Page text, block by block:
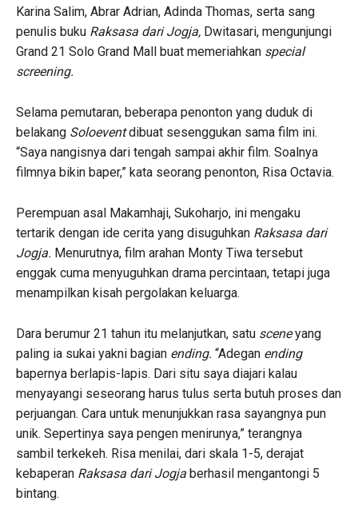
Karina Salim, Abrar Adrian, Adinda Thomas, serta sang
penulis buku Raksasa dari Jogja, Dwitasari, mengunjungi
Grand 21 Solo Grand Mall buat memeriahkan special
screening.
Selama pemutaran, beberapa penonton yang duduk di
belakang Soloeventdibuat sesenggukan sama film ini.
“Saya nangisnya dari tengah sampai akhir film. Soalnya
filmnya bikin baper,” kata seorang penonton, Risa Octavia.
Perempuan asal Makamhaji, Sukoharjo, ini mengaku
tertarik dengan ide cerita yang disuguhkan Raksasa dari
Jogja. Menurutnya, film arahan Monty Tiwa tersebut
enggak cuma menyuguhkan drama percintaan, tetapi juga
menampilkan kisah pergolakan keluarga.
Dara berumur 21 tahun itu melanjutkan, satu sceneyang
paling ia sukai yakni bagian ending. “Adegan ending
bapernya berlapis-lapis. Dari situ saya diajari kalau
menyayangi seseorang harus tulus serta butuh proses dan
perjuangan. Cara untuk menunjukkan rasa sayangnya pun
unik. Sepertinya saya pengen menirunya,” terangnya
sambil terkekeh. Risa menilai, dari skala 1-5, derajat
kebaperan Raksasa dari Jogja berhasil mengantongi 5
bintang.